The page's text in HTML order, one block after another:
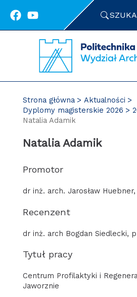
Strona główna
Aktualności
Dyplomy magisterskie 2026
Natalia Adamik
Natalia Adamik
Promotor
dr inż. arch. Jarosław
Recenzent
dr inż. arch Bogdan Siedlecki,
Tytuł pracy
Centrum Profilaktyki i
Jaworznie